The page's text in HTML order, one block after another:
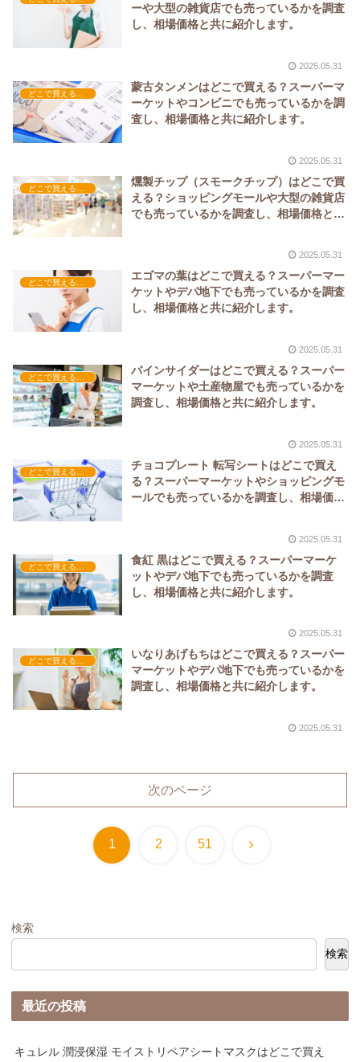
ーや大型の雑貨店でも売っているかを調査
し、相場価格と共に紹介します。
2025.05.31
蒙古タンメンはどこで買える？スーパーマ
ーケットやコンビニでも売っているかを調
査し、相場価格と共に紹介します。
2025.05.31
燻製チップ（スモークチップ）はどこで買
える？ショッピングモールや大型の雑貨店
でも売っているかを調査し、相場価格と共
2025.05.31
どこで買える？-食品・食材
エゴマの葉はどこで買える？スーパーマー
ケットやデパ地下でも売っているかを調査
し、相場価格と共に紹介します。
2025.05.31
パインサイダーはどこで買える？スーパー
マーケットや土産物屋でも売っているかを
調査し、相場価格と共に紹介します。
2025.05.31
チョコプレート 転写シートはどこで買え
る？スーパーマーケットやショッピングモ
ールでも売っているかを調査し、相場価格
2025.05.31
食紅 黒はどこで買える？スーパーマーケ
ットやデパ地下でも売っているかを調査
し、相場価格と共に紹介します。
2025.05.31
どこで買える？-食品・食材
いなりあげもちはどこで買える？スーパー
マーケットやデパ地下でも売っているかを
調査し、相場価格と共に紹介します。
2025.05.31
次のページ
1 2 51 次
検索
検索
最近の投稿
キュレル 潤浸保湿 モイストリペアシートマスクはどこで買え